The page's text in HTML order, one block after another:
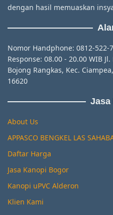
dengan hasil memuaskan
Nomor Handphone: 0812-522-
Response: 08.00 - 20.00 WIB
Bojong Rangkas, Kec.
16620
Jasa
About Us
APPASCO BENGKEL LAS
Daftar Harga
Jasa Kanopi Bogor
Kanopi uPVC Alderon
Klien Kami